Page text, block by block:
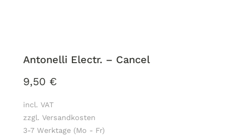
Antonelli Electr. – Cancel
9,50 €
incl. VAT
zzgl. Versandkosten
3-7 Werktage (Mo - Fr)